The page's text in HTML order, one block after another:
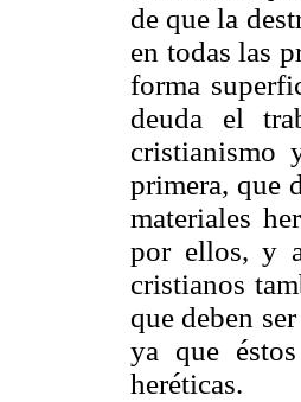
de que la
en todas las
forma
deuda el
cristianismo
primera, que
materiales
por ellos, y
cristianos
que deben
ya que
heréticas.